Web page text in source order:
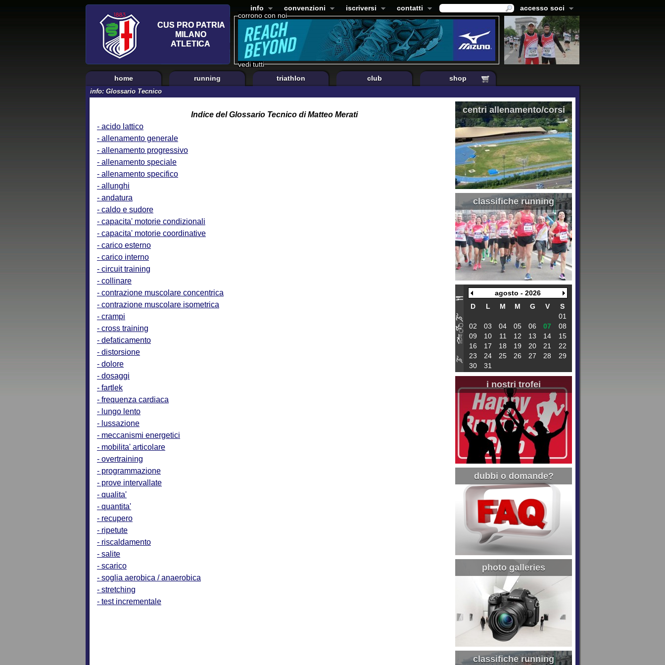
corrono con noi
vedi tutti
info convenzioni iscriversi contatti accesso soci
home running triathlon club shop
info: Glossario Tecnico
Indice del Glossario Tecnico di Matteo Merati
- acido lattico
- allenamento generale
- allenamento progressivo
- allenamento speciale
- allenamento specifico
- allunghi
- andatura
- caldo e sudore
- capacita' motorie condizionali
- capacita' motorie coordinative
- carico esterno
- carico interno
- circuit training
- collinare
- contrazione muscolare concentrica
- contrazione muscolare isometrica
- crampi
- cross training
- defaticamento
- distorsione
- dolore
- dosaggi
- fartlek
- frequenza cardiaca
- lungo lento
- lussazione
- meccanismi energetici
- mobilita' articolare
- overtraining
- programmazione
- prove intervallate
- qualita'
- quantita'
- recupero
- ripetute
- riscaldamento
- salite
- scarico
- soglia aerobica / anaerobica
- stretching
- test incrementale
centri allenamento/corsi
classifiche running
agosto - 2026
D
L M M G V
S
01
02
03 04 05 06 07
08
09
10 11 12 13 14
15
16
17 18 19 20 21
22
23
24 25 26 27 28
29
30
31
i nostri trofei
dubbi o domande?
photo galleries
classifiche running